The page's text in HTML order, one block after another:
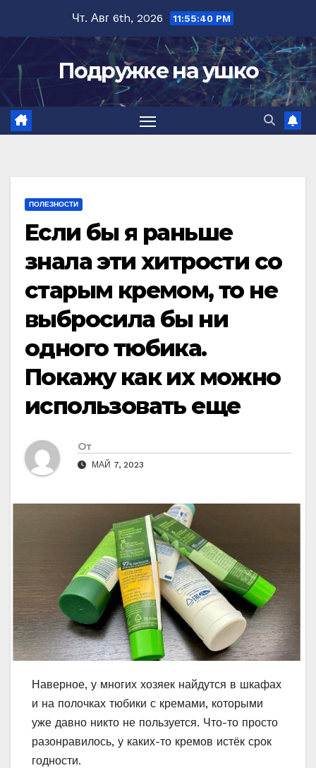
содержимому
Чт. Авг 6th, 2026 11:55:41 PM
Подружке на ушко
ПОЛЕЗНОСТИ
Если бы я раньше
знала эти хитрости со
старым кремом, то не
выбросила бы ни
одного тюбика.
Покажу как их можно
использовать еще
От
МАЙ 7, 2023
Наверное, у многих хозяек найдутся в шкафах
и на полочках тюбики с кремами, которыми
уже давно никто не пользуется. Что-то просто
разонравилось, у каких-то кремов истёк срок
годности.